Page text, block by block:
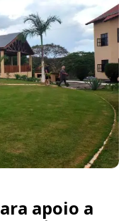
apoio a